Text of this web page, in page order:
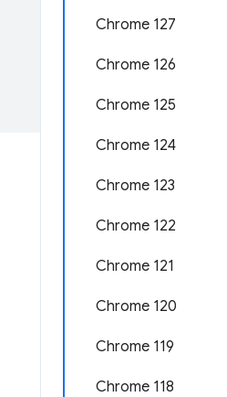
Chrome 127
Chrome 126
Chrome 125
Chrome 124
Chrome 123
Chrome 122
Chrome 121
Chrome 120
Chrome 119
Chrome 118